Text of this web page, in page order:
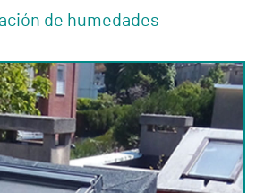
de humedades